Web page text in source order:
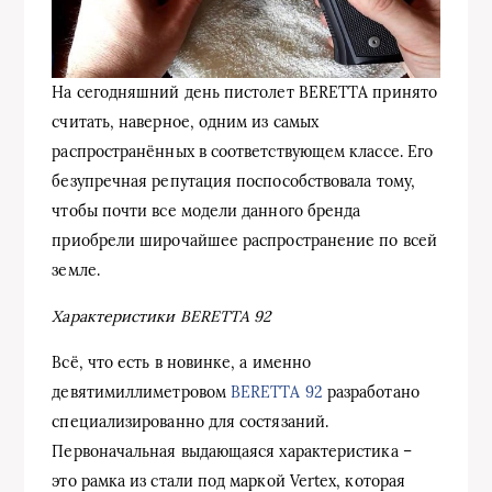
На сегодняшний день пистолет BERETTA принято
считать, наверное, одним из самых
распространённых в соответствующем классе. Его
безупречная репутация поспособствовала тому,
чтобы почти все модели данного бренда
приобрели широчайшее распространение по всей
земле.
Характеристики BERETTA 92
Всё, что есть в новинке, а именно
девятимиллиметровомBERETTA 92 разработано
специализированно для состязаний.
Первоначальная выдающаяся характеристика –
это рамка из стали под маркой Vertex, которая